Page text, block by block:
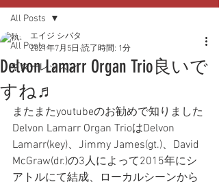
All Posts
ギターレッスン
All Posts
Delvon Lamarr Organ Trio良いで
すね♬
エイジ シバタ
2021年7月5日 読了時間: 1分
またまたyoutubeのお勧めで知りました
Delvon Lamarr Organ TrioはDelvon
Lamarr(key)、Jimmy James(gt.)、David
McGraw(dr.)の3人によって2015年にシ
アトルにて結成、ローカルシーンから